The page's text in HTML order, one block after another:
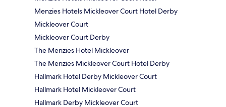
Menzies Hotels Mickleover Court Hotel Derby
Mickleover Court
Mickleover Court Derby
The Menzies Hotel Mickleover
The Menzies Mickleover Court Hotel Derby
Hallmark Hotel Derby Mickleover Court
Hallmark Hotel Mickleover Court
Hallmark Derby Mickleover Court